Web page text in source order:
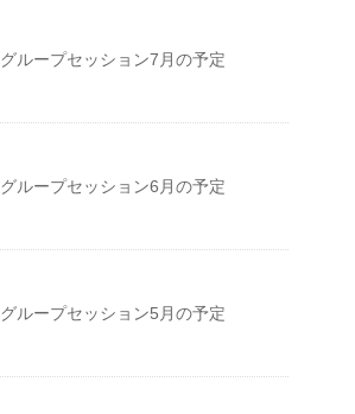
グループセッション7月の予定
グループセッション6月の予定
グループセッション5月の予定